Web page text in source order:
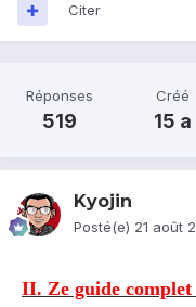
Citer
Réponses
519
Créé
15 a
Kyojin
Posté(e) 21 août
II. Ze guide